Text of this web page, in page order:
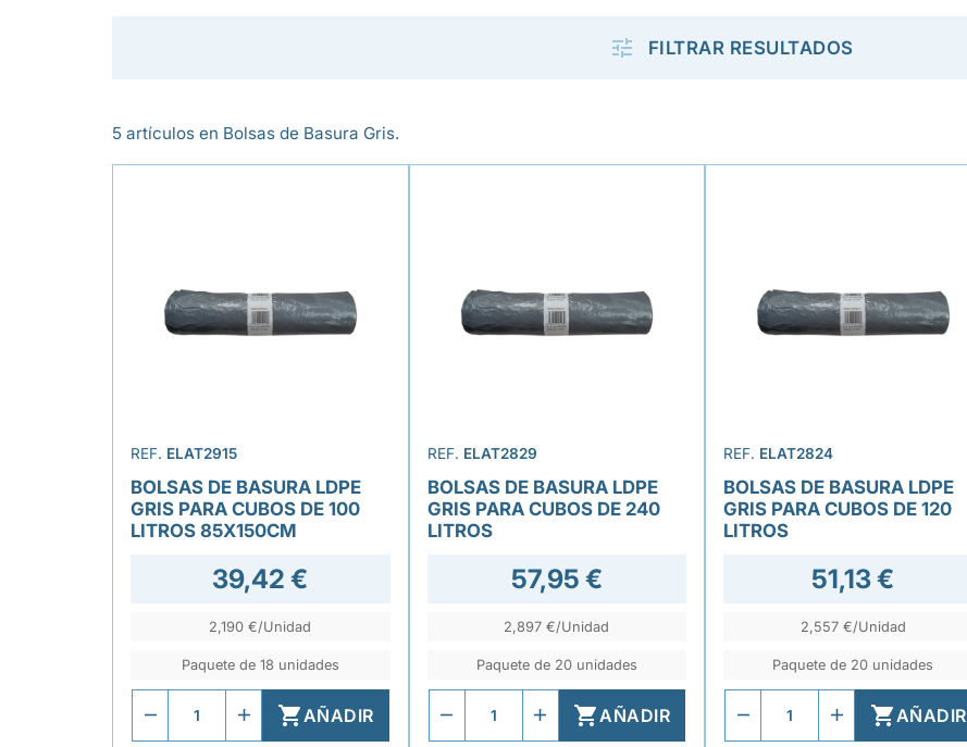
 FILTRAR RESULTADOS
5 artículos en Bolsas de Basura Gris.
REF. ELAT2915
BOLSAS DE BASURA LDPE
GRIS PARA CUBOS DE 100
LITROS 85X150CM
39,42 €
2,190 €/Unidad
Paquete de 18 unidades
AÑADIR
REF. ELAT2829
BOLSAS DE BASURA LDPE
GRIS PARA CUBOS DE 240
LITROS
57,95 €
2,897 €/Unidad
Paquete de 20 unidades
AÑADIR
REF. ELAT2824
BOLSAS DE BASURA LDPE
GRIS PARA CUBOS DE 120
LITROS
51,13 €
2,557 €/Unidad
Paquete de 20 unidades
AÑADIR